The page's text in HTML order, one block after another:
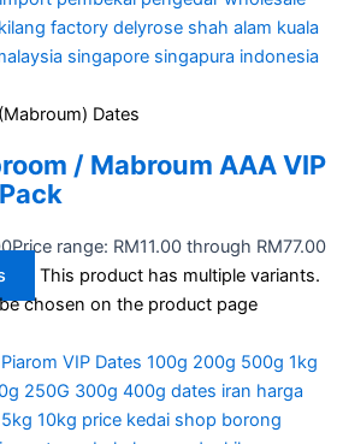
Dates
/ Mabroum AAA VIP
Price range: RM11.00 through RM77.00
This product has multiple variants.
chosen on the product page